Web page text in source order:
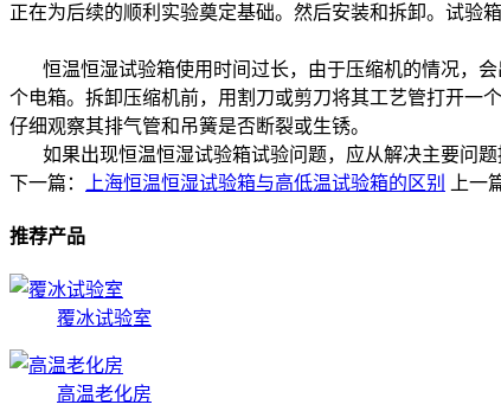
正在为后续的顺利实验奠定基础。然后安装和拆卸。试验
恒温恒湿试验箱使用时间过长，由于压缩机的情况，会
个电箱。拆卸压缩机前，用割刀或剪刀将其工艺管打开一
仔细观察其排气管和吊簧是否断裂或生锈。
如果出现恒温恒湿试验箱试验问题，应从解决主要问题
下一篇：
上海恒温恒湿试验箱与高低温试验箱的区别 上一
推荐产品
覆冰试验室
高温老化房